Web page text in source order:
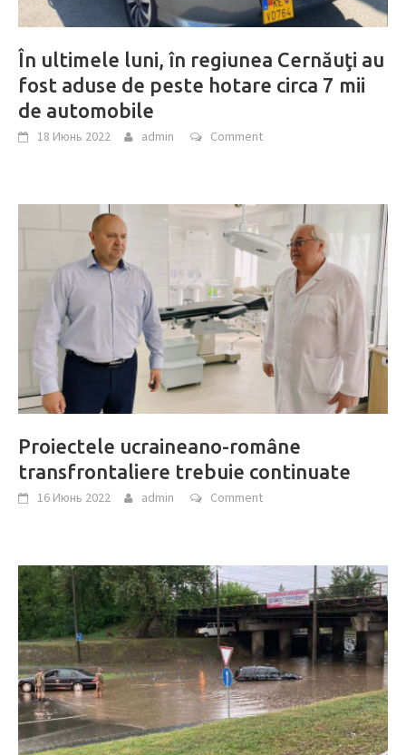
În ultimele luni, în regiunea Cernăuţi au
fost aduse de peste hotare circa 7 mii
de automobile
18 Июнь 2022 admin Comment
Proiectele ucraineano-române
transfrontaliere trebuie continuate
16 Июнь 2022 admin Comment